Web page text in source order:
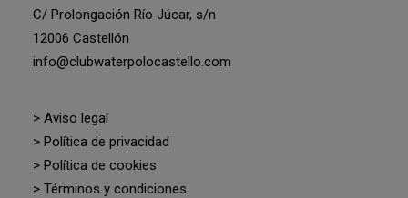
C/ Prolongación Río Júcar, s/n
12006 Castellón
info@clubwaterpolocastello.com
> Aviso legal
> Política de privacidad
> Política de cookies
> Términos y condiciones